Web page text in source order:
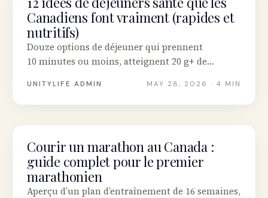
Canadiens font vraiment (rapides et
nutritifs)
Douze options de déjeuner qui prennent
10 minutes ou moins, atteignent 20 g+ de
dans toute épicerie canadienne.
UNITYLIFE ADMIN MAY 28, 2026 · 4 MIN
FITNESS
Courir un marathon au Canada :
guide complet pour le premier
marathonien
Aperçu d’un plan d’entraînement de 16 semaines,